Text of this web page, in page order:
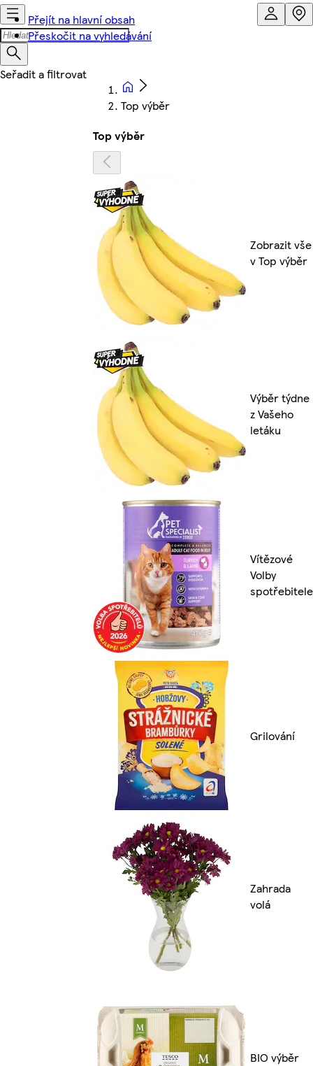
Přejít na hlavní obsah
Přeskočit na vyhledávání
Top výběr
Top výběr
Zobrazit vše
v Top výběr
Výběr týdne
z Vašeho
letáku
Vítězové
Volby
spotřebitele
Grilování
Zahrada
volá
BIO výběr